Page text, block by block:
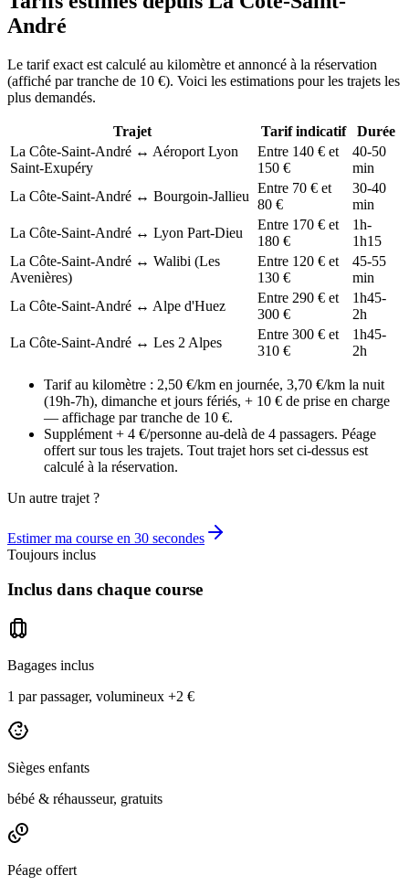
André
Le tarif exact est calculé au kilomètre et annoncé à la réservation
(affiché par tranche de 10 €). Voici les estimations pour les trajets les
plus demandés.
Trajet Tarif indicatif
Durée
La Côte-Saint-André ↔ Aéroport Lyon
Saint-Exupéry
Entre 140 € et
150 €
40-50
min
La Côte-Saint-André ↔ Bourgoin-Jallieu
Entre 70 € et
80 €
30-40
min
La Côte-Saint-André ↔ Lyon Part-Dieu
Entre 170 € et
180 €
1h-
1h15
La Côte-Saint-André ↔ Walibi (Les
Avenières)
Entre 120 € et
130 €
45-55
min
La Côte-Saint-André ↔ Alpe d'Huez
Entre 290 € et
300 €
1h45-
2h
La Côte-Saint-André ↔ Les 2 Alpes
Entre 300 € et
310 €
1h45-
2h
Tarif au kilomètre : 2,50 €/km en journée, 3,70 €/km la nuit
(19h-7h), dimanche et jours fériés, + 10 € de prise en charge
— affichage par tranche de 10 €.
Supplément + 4 €/personne au-delà de 4 passagers. Péage
offert sur tous les trajets. Tout trajet hors set ci-dessus est
calculé à la réservation.
Un autre trajet ?
Estimer ma course en 30 secondes
Toujours inclus
Inclus dans chaque course
Bagages inclus
1 par passager, volumineux +2 €
Sièges enfants
bébé & réhausseur, gratuits
Péage offert